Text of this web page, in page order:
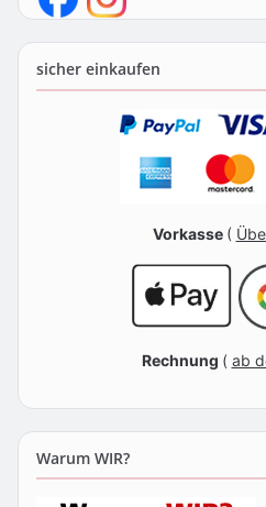
sicher einkaufen
Vorkasse (
Rechnung ( ab
Warum WIR?